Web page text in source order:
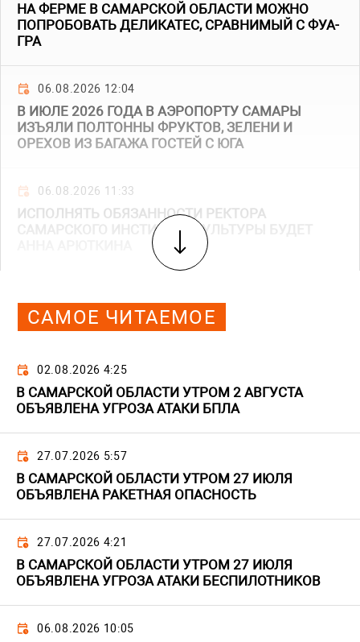
НА ФЕРМЕ В САМАРСКОЙ ОБЛАСТИ МОЖНО
ПОПРОБОВАТЬ ДЕЛИКАТЕС, СРАВНИМЫЙ С ФУА-
ГРА
06.08.2026 12:04
В ИЮЛЕ 2026 ГОДА В АЭРОПОРТУ САМАРЫ
ИЗЪЯЛИ ПОЛТОННЫ ФРУКТОВ, ЗЕЛЕНИ И
ОРЕХОВ ИЗ БАГАЖА ГОСТЕЙ С ЮГА
06.08.2026 11:33
ИСПОЛНЯТЬ ОБЯЗАННОСТИ РЕКТОРА
САМАРСКОГО ИНСТИТУТА КУЛЬТУРЫ БУДЕТ
САМОЕ ЧИТАЕМОЕ
02.08.2026 4:25
В САМАРСКОЙ ОБЛАСТИ УТРОМ 2 АВГУСТА
ОБЪЯВЛЕНА УГРОЗА АТАКИ БПЛА
27.07.2026 5:57
В САМАРСКОЙ ОБЛАСТИ УТРОМ 27 ИЮЛЯ
ОБЪЯВЛЕНА РАКЕТНАЯ ОПАСНОСТЬ
27.07.2026 4:21
В САМАРСКОЙ ОБЛАСТИ УТРОМ 27 ИЮЛЯ
ОБЪЯВЛЕНА УГРОЗА АТАКИ БЕСПИЛОТНИКОВ
06.08.2026 10:05